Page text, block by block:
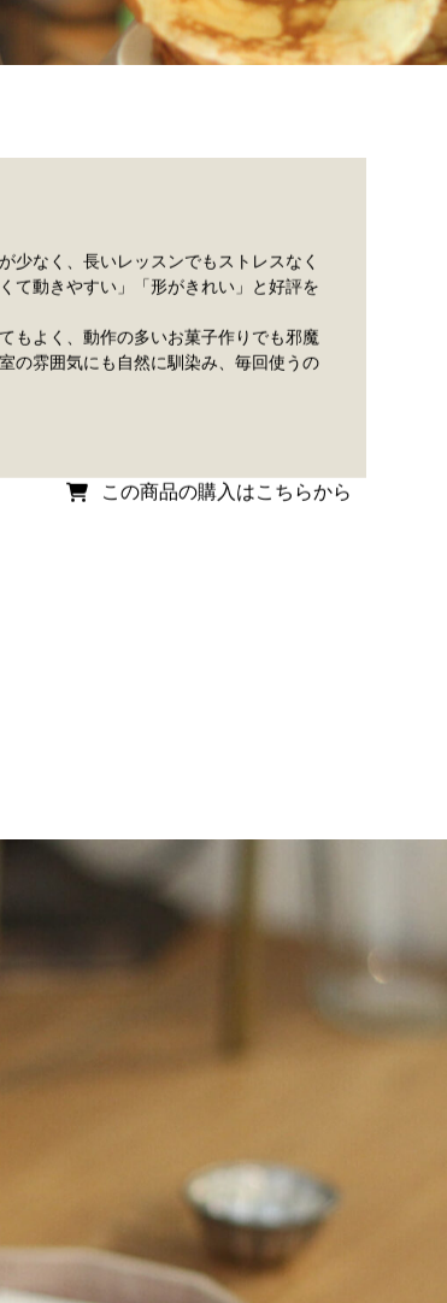
少なく、長いレッスンでもストレスなく
て動きやすい」「形がきれい」と好評を
もよく、動作の多いお菓子作りでも邪魔
の雰囲気にも自然に馴染み、毎回使うの
この商品の購入はこちらから